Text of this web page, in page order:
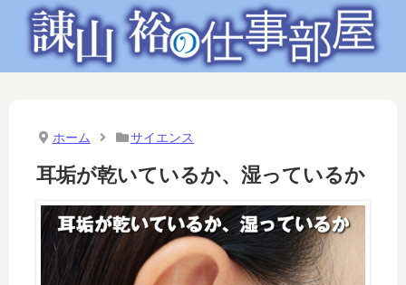
ホーム サイエンス
耳垢が乾いているか、湿っているか